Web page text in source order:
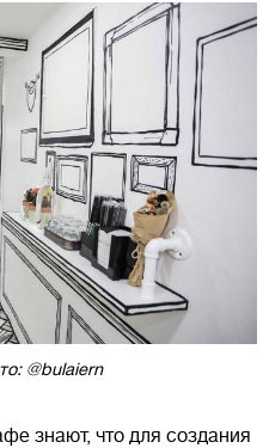
@bulaiern
знают, что для создания